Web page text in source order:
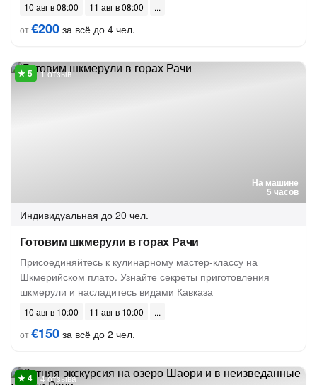
10 авг в 08:00
11 авг в 08:00
от€200 за всё до 4 чел.
На машине
5 часов
1 отзыв
Индивидуальная до 20 чел.
Готовим шкмерули в горах Рачи
Присоединяйтесь к кулинарному мастер-классу на
Шкмерийском плато. Узнайте секреты приготовления
шкмерули и насладитесь видами Кавказа
10 авг в 10:00
11 авг в 10:00
от€150 за всё до 2 чел.
4 отзыва